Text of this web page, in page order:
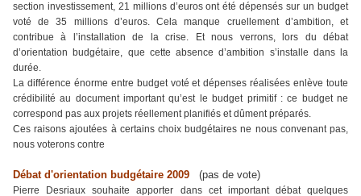
section investissement, 21 millions d’euros ont été dépensés sur un budget
voté de 35 millions d’euros. Cela manque cruellement d’ambition, et
contribue à l’installation de la crise. Et nous verrons, lors du débat
d’orientation budgétaire, que cette absence d’ambition s’installe dans la
durée.
La différence énorme entre budget voté et dépenses réalisées enlève toute
crédibilité au document important qu’est le budget primitif : ce budget ne
correspond pas aux projets réellement planifiés et dûment préparés.
Ces raisons ajoutées à certains choix budgétaires ne nous convenant pas,
nous voterons contre
Débat d'orientation budgétaire 2009 (pas de vote)
Pierre Desriaux souhaite apporter dans cet important débat quelques